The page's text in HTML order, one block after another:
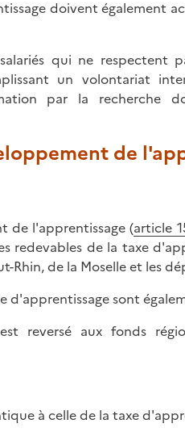
doivent
qui ne respectent
un volontariat
par la recherche
de
de l'apprentissage (article
redevables de la taxe
Rhin, de la Moselle et les
d'apprentissage sont
reversé aux fonds
à celle de la taxe